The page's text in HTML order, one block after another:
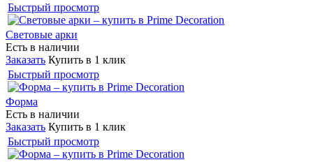
Быстрый просмотр
Световые арки
Есть в наличии
Заказать Купить в 1 клик
Быстрый просмотр
Форма
Есть в наличии
Заказать Купить в 1 клик
Быстрый просмотр